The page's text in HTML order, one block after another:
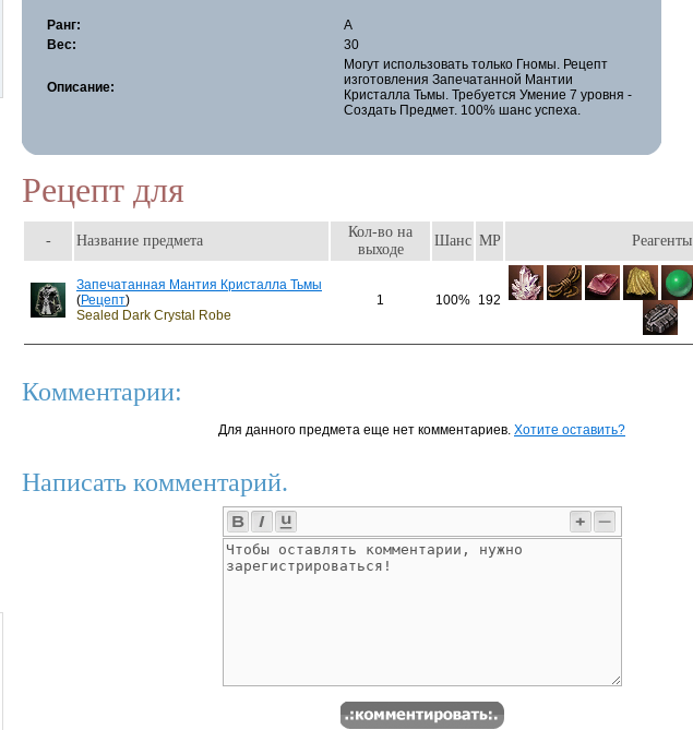
Ранг:
A
Вес:
30
Описание:
Могут использовать только Гномы. Рецепт
изготовления Запечатанной Мантии
Кристалла Тьмы. Требуется Умение 7 уровня -
Создать Предмет. 100% шанс успеха.
Рецепт для
- Название предмета
Кол-во на
выходе
Шанс MP Реагенты
Запечатанная Мантия Кристалла Тьмы
(Рецепт)
Sealed Dark Crystal Robe
1 100% 192
Комментарии:
Для данного предмета еще нет комментариев. Хотите оставить?
Написать комментарий.